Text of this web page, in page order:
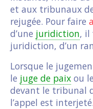
et aux tribunaux
rejugée. Pour faire
d’une juridiction, il
juridiction, d’un
Lorsque le
le juge de paix ou
devant le tribunal
l’appel est interjeté.